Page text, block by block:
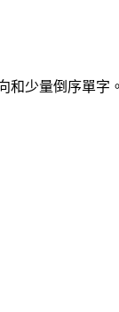
和少量倒序單字。